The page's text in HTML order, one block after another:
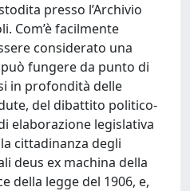
presso l’Archivio
Com’è facilmente
considerato una
fungere da punto di
in profondità delle
del dibattito politico-
elaborazione legislativa
cittadinanza degli
deus ex machina della
della legge del 1906, e,